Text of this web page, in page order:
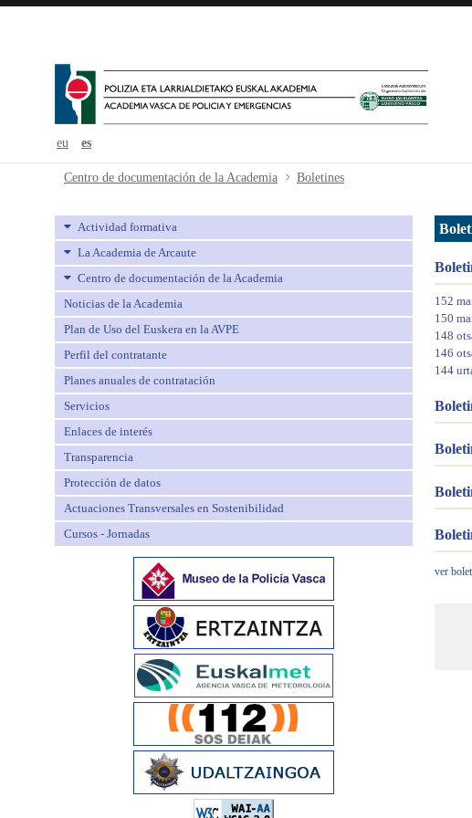
eu es
Boletines - avpe
Centro de documentación de la Academia Boletines
Actividad formativa
La Academia de Arcaute
Centro de documentación de la Academia
Noticias de la Academia
Plan de Uso del Euskera en la AVPE
Perfil del contratante
Planes anuales de contratación
Servicios
Enlaces de interés
Transparencia
Protección de datos
Actuaciones Transversales en Sostenibilidad
Cursos - Jornadas
152
150
148
146
144
ver